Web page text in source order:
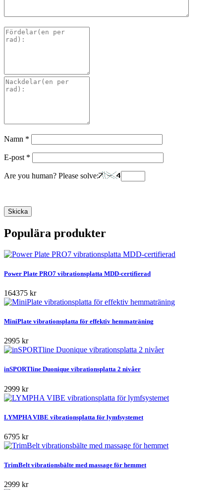
Namn *
E-post *
Are you human? Please solve:
Populära produkter
Power Plate PRO7 vibrationsplatta MDD-certifierad
164375 kr
MiniPlate vibrationsplatta för effektiv hemmaträning
2995 kr
inSPORTline Duonique vibrationsplatta 2 nivåer
2999 kr
LYMPHA VIBE vibrationsplatta för lymfsystemet
6795 kr
TrimBelt vibrationsbälte med massage för hemmet
2999 kr